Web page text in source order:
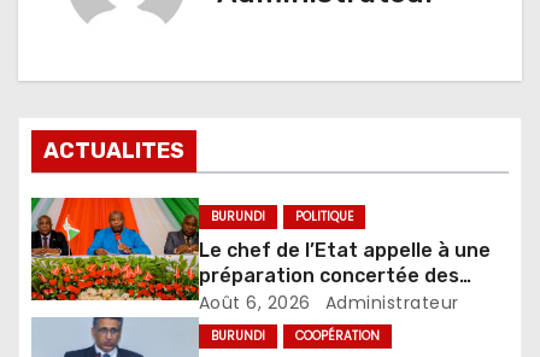
ACTUALITES
BURUNDI POLITIQUE
Le chef de l’Etat appelle à une
préparation concertée des
élections de 2027
Août 6, 2026 Administrateur
BURUNDI COOPÉRATION